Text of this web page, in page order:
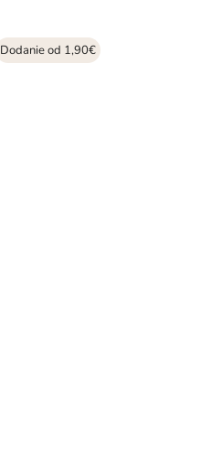
Dodanie od 1,90€